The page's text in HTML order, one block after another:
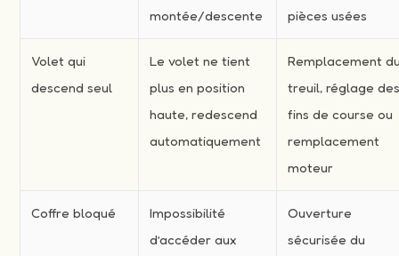
montée/descente
pièces usées
Volet qui
descend seul
Le volet ne tient
plus en position
haute, redescend
automatiquement
Remplacement
treuil, réglage
fins de course ou
remplacement
moteur
Coffre bloqué
Impossibilité
d’accéder aux
Ouverture
sécurisée du